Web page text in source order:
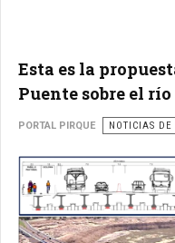
Esta es la
Puente sobre el
PORTAL PIRQUE NOTICIAS DE